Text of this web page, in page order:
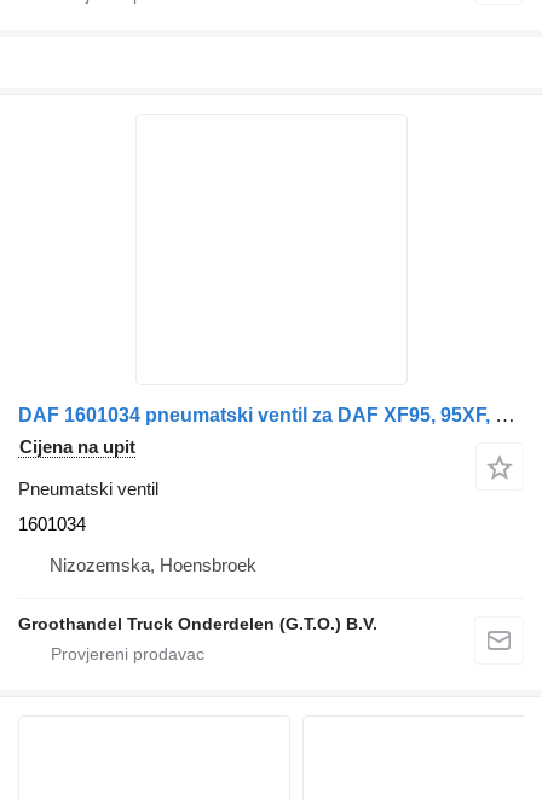
DAF 1601034 pneumatski ventil za DAF XF95, 95XF, CF75, CF85, XF105, CF75IV, CF85IV kamiona
Cijena na upit
Pneumatski ventil
1601034
Nizozemska, Hoensbroek
Groothandel Truck Onderdelen (G.T.O.) B.V.